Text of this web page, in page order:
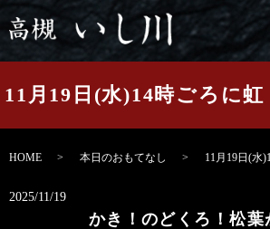
11月19日(水)14時ごろに虹
HOME 本日のおもてなし 11月19日(水
2025/11/19
かき！のどくろ！松葉